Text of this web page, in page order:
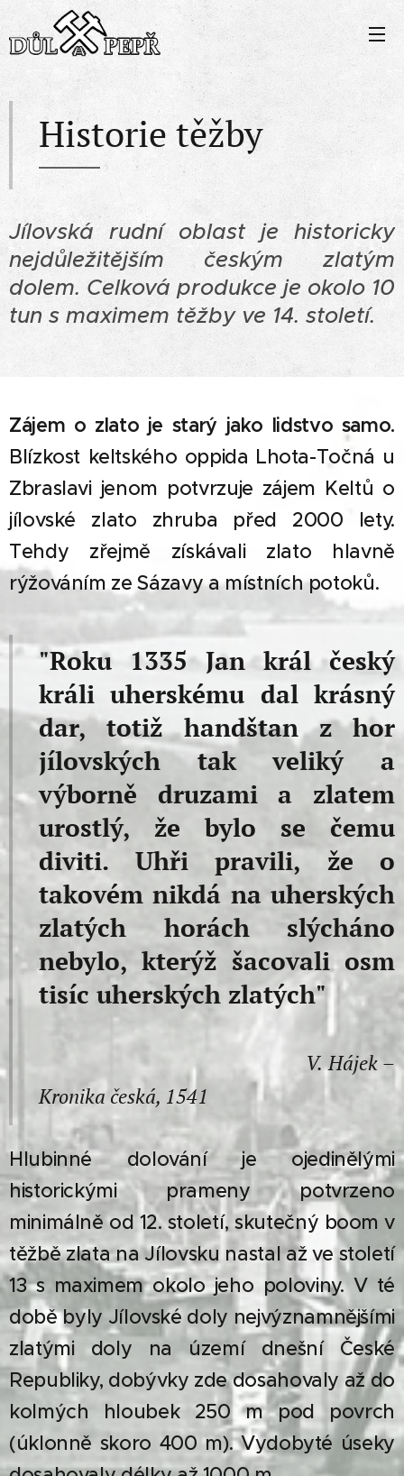
Historie těžby
Jílovská rudní oblast je historicky
nejdůležitějším českým zlatým
dolem. Celková produkce je okolo 10
tun s maximem těžby ve 14. století.
Zájem o zlato je starý jako lidstvo samo.
Blízkost keltského oppida Lhota-Točná u
Zbraslavi jenom potvrzuje zájem Keltů o
jílovské zlato zhruba před 2000 lety.
Tehdy zřejmě získávali zlato hlavně
rýžováním ze Sázavy a místních potoků.
"Roku 1335 Jan král český
králi uherskému dal krásný
dar, totiž handštan z hor
jílovských tak veliký a
výborně druzami a zlatem
urostlý, že bylo se čemu
diviti. Uhři pravili, že o
takovém nikdá na uherských
zlatých horách slýcháno
nebylo, kterýž šacovali osm
tisíc uherských zlatých"
V. Hájek –
Kronika česká, 1541
Hlubinné dolování je ojedinělými
historickými prameny potvrzeno
minimálně od 12. století, skutečný boom v
těžbě zlata na Jílovsku nastal až ve století
13 s maximem okolo jeho poloviny. V té
době byly Jílovské doly nejvýznamnějšími
zlatými doly na území dnešní České
Republiky, dobývky zde dosahovaly až do
kolmých hloubek 250 m pod povrch
(úklonně skoro 400 m). Vydobyté úseky